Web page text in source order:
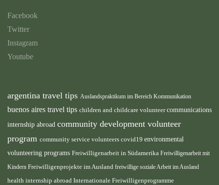
Facebook
Twitter
Instagram
Youtube
argentina travel tips Auslandspraktikum im Bereich Kommunikation
buenos aires travel tips children and childcare volunteercommunications
internship abroad community development volunteer
program community service volunteers covid19 environmental
volunteering programs Freiwilligenarbeit in Südamerika Freiwilligenarbeit mit
Kindern Freiwilligenprojekte im Ausland freiwillige soziale Arbeit im Ausland
health internship abroad Internationale Freiwilligenprogramme